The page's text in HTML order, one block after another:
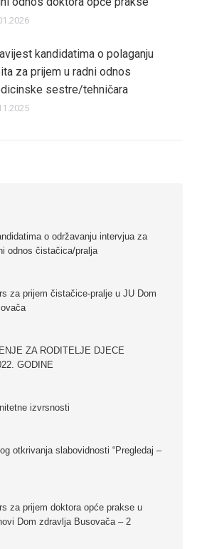
kandidatima o polaganju
za prijem u radni odnos
sestre/tehničara
o održavanju intervjua za
odnos čistačica/pralja
za prijem čistačice-pralje u JU Dom
ZA RODITELJE DJECE
GODINE
izvrsnosti
otkrivanja slabovidnosti “Pregledaj –
za prijem doktora opće prakse u
Dom zdravlja Busovača – 2